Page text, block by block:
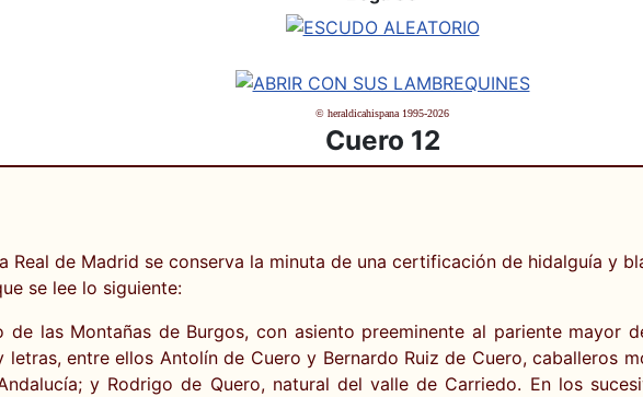
© heraldicahispana 1995-2026
Cuero 12
Real de Madrid se conserva la minuta de una certificación de hidalguía y
se lee lo siguiente:
las Montañas de Burgos, con asiento preeminente al pariente mayor
entre ellos Antolín de Cuero y Bernardo Ruiz de Cuero, caballeros
y Rodrigo de Quero, natural del valle de Carriedo. En los